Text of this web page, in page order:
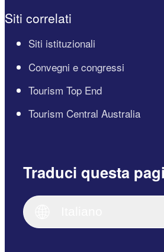
Siti correlati
Siti istituzionali
Convegni e congressi
Tourism Top End
Tourism Central Australia
Traduci questa